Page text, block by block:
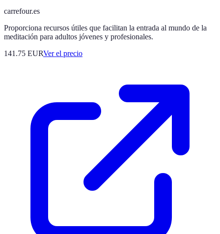
carrefour.es
Proporciona recursos útiles que facilitan la entrada al mundo de la
meditación para adultos jóvenes y profesionales.
141.75 EURVer el precio